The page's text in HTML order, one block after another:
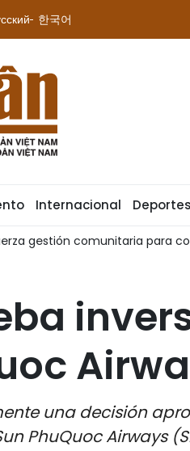
한국어
Internacional Deportes
gestión comunitaria para
una decisión
PhuQuoc Airways